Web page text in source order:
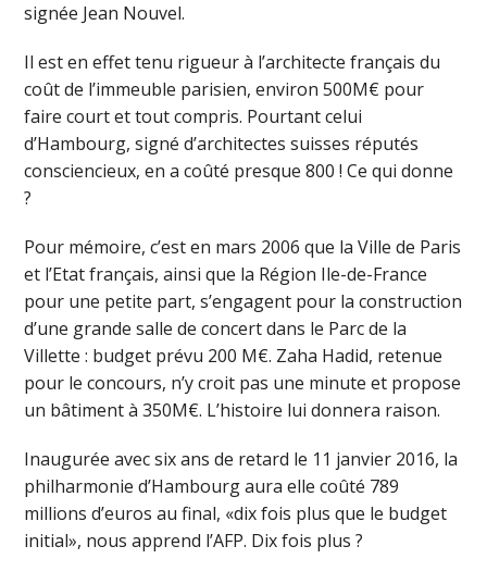
signée Jean Nouvel.
Il est en effet tenu rigueur à l’architecte français du
coût de l’immeuble parisien, environ 500M€ pour
faire court et tout compris. Pourtant celui
d’Hambourg, signé d’architectes suisses réputés
consciencieux, en a coûté presque 800 ! Ce qui donne
?
Pour mémoire, c’est en mars 2006 que la Ville de Paris
et l’Etat français, ainsi que la Région Ile-de-France
pour une petite part, s’engagent pour la construction
d’une grande salle de concert dans le Parc de la
Villette : budget prévu 200 M€. Zaha Hadid, retenue
pour le concours, n’y croit pas une minute et propose
un bâtiment à 350M€. L’histoire lui donnera raison.
Inaugurée avec six ans de retard le 11 janvier 2016, la
philharmonie d’Hambourg aura elle coûté 789
millions d’euros au final, «dix fois plus que le budget
initial», nous apprend l’AFP. Dix fois plus ?